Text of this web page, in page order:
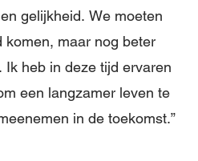
gelijkheid. We moeten
komen, maar nog beter
heb in deze tijd ervaren
een ​​langzamer leven te
in de toekomst.”